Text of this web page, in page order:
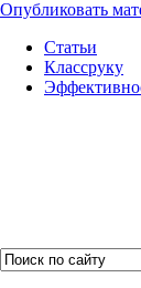
Опубликовать
Статьи
Классруку